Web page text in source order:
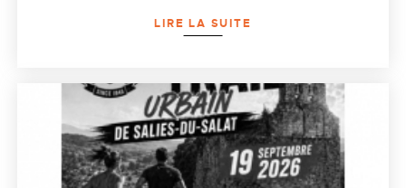
LIRE LA SUITE